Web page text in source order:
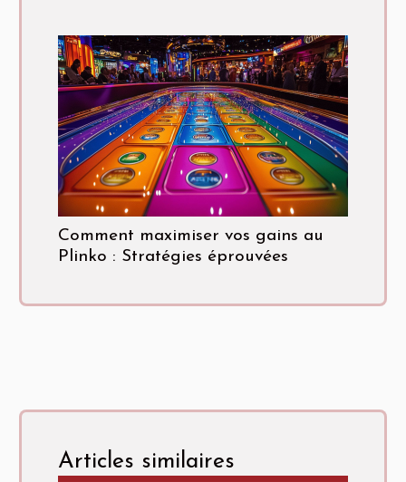
Comment maximiser vos gains au
Plinko : Stratégies éprouvées
Articles similaires